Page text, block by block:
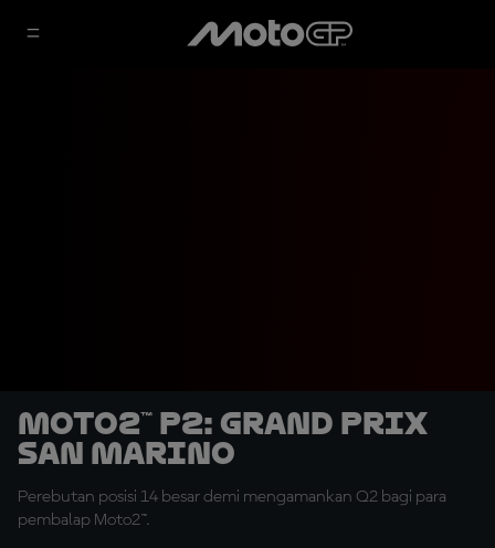
Moto2™ P2: Grand Prix
San Marino
Perebutan posisi 14 besar demi mengamankan Q2 bagi para
pembalap Moto2™.